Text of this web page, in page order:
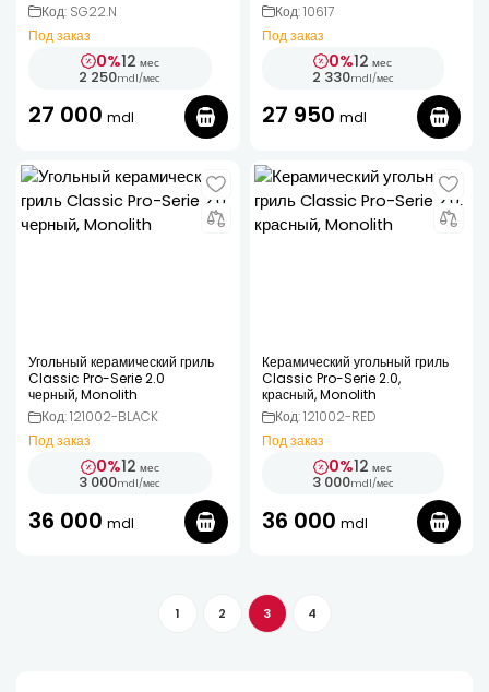
Код: SG22.N
Под заказ
0%12 мес
2 250mdl/мес
27 000 mdl
Код: 10617
Под заказ
0%12 мес
2 330mdl/мес
27 950 mdl
Угольный керамический гриль
Classic Pro-Serie 2.0
черный, Monolith
Код: 121002-BLACK
Под заказ
0%12 мес
3 000mdl/мес
36 000 mdl
Керамический угольный гриль
Classic Pro-Serie 2.0,
красный, Monolith
Код: 121002-RED
Под заказ
0%12 мес
3 000mdl/мес
36 000 mdl
1 2 3 4